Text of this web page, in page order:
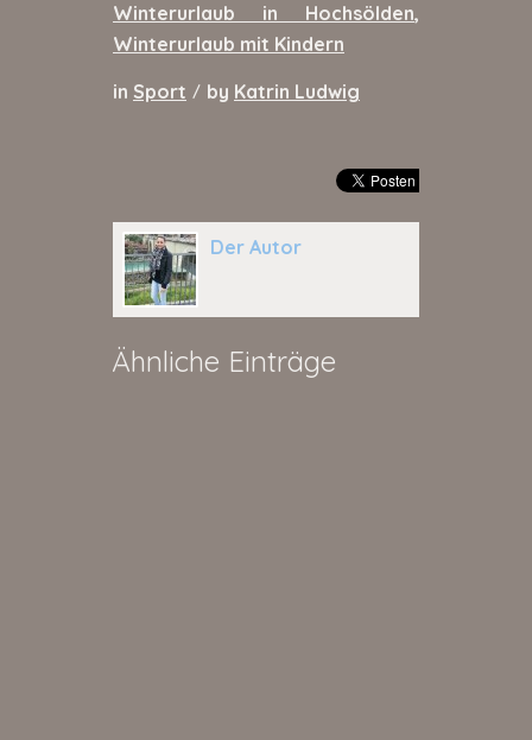
Winterurlaub in Hochsölden,
Winterurlaub mit Kindern
in Sport / by Katrin Ludwig
Der Autor
Ähnliche Einträge